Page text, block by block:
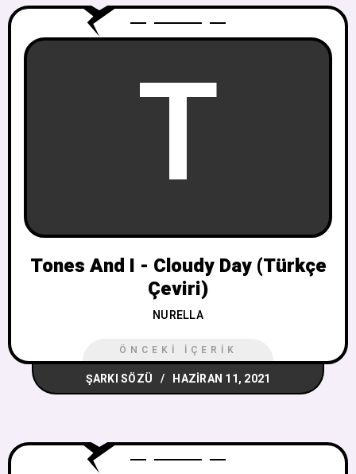
T
Tones And I - Cloudy Day (Türkçe
Çeviri)
NURELLA
ÖNCEKI İÇERIK
ŞARKI SÖZÜ HAZIRAN 11, 2021